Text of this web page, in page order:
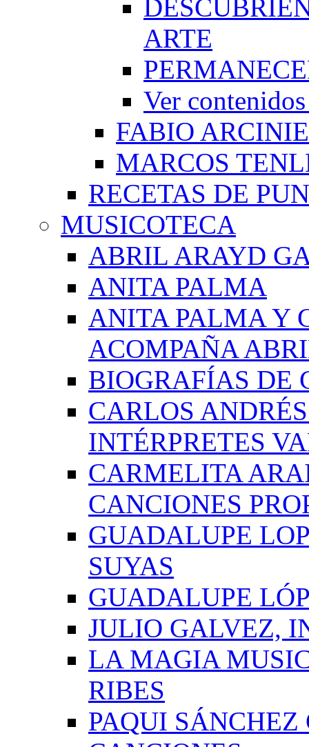
ARTE
Ver
FABIO
MARCOS
RECETAS DE
MUSICOTECA
ABRIL ARAYD
ANITA PALMA
ANITA PALMA Y
ACOMPAÑA
BIOGRAFÍAS DE
CARLOS
INTÉRPRETES
CARMELITA
CANCIONES
GUADALUPE
SUYAS
GUADALUPE
JULIO GALVEZ,
LA MAGIA
RIBES
PAQUI